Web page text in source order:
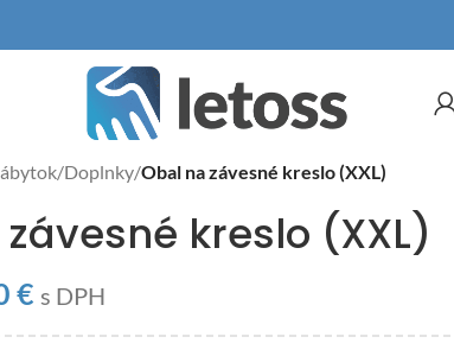
/Doplnky/Obal na závesné kreslo (XXL)
kreslo (XXL)
€ s DPH